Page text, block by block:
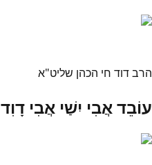
הרב דוד חי הכהן שליט"א
עוֹבֵד אֲבִי יִשַׁי אֲבִי דָוִד